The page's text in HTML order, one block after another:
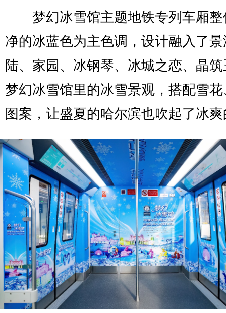
梦幻冰雪馆主题地铁专列车厢整
净的冰蓝色为主色调，设计融入了
陆、家园、冰钢琴、冰城之恋、晶
梦幻冰雪馆里的冰雪景观，搭配雪
图案，让盛夏的哈尔滨也吹起了冰